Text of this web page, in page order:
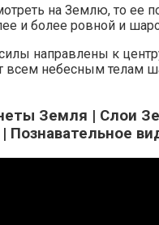
на Землю, то ее
и более ровной и
направлены к
всем небесным телам
Земля | Слои
Познавательное